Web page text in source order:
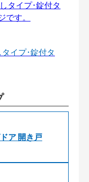
イプ･錠付タ
ア 開き戸